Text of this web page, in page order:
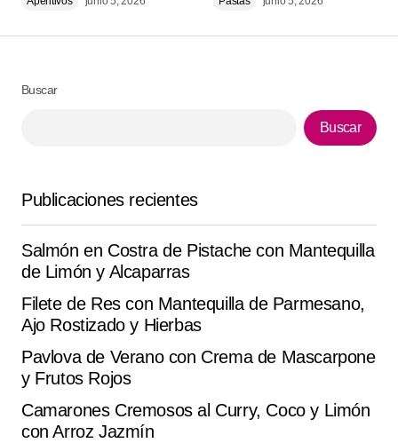
Submit Comment
Buscar
Buscar
Publicaciones recientes
Salmón en Costra de Pistache con Mantequilla
de Limón y Alcaparras
Filete de Res con Mantequilla de Parmesano,
Ajo Rostizado y Hierbas
Pavlova de Verano con Crema de Mascarpone
y Frutos Rojos
Camarones Cremosos al Curry, Coco y Limón
con Arroz Jazmín